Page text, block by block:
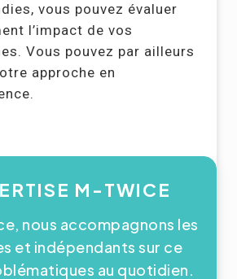
vous pouvez évaluer
l’impact de vos
Vous pouvez par ailleurs
approche en
M-TWICE
nous accompagnons les
et indépendants sur ce
au quotidien.